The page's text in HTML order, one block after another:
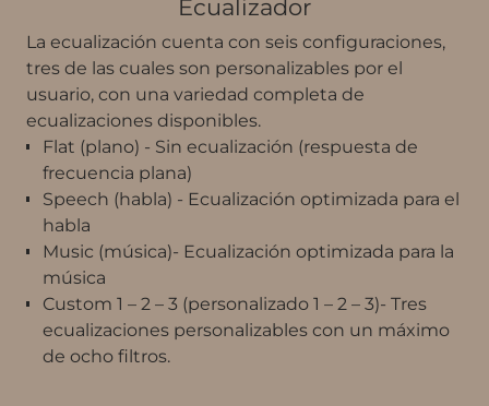
Ecualizador
La ecualización cuenta con seis configuraciones,
tres de las cuales son personalizables por el
usuario, con una variedad completa de
ecualizaciones disponibles.
Flat (plano) - Sin ecualización (respuesta de
frecuencia plana)
Speech (habla) - Ecualización optimizada para el
habla
Music (música)- Ecualización optimizada para la
música
Custom 1 – 2 – 3 (personalizado 1 – 2 – 3)- Tres
ecualizaciones personalizables con un máximo
de ocho filtros.